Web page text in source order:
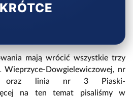
mają wrócić wszystkie trzy
Wieprzyce-Dowgielewiczowej, nr
oraz linia nr 3 Piaski-
na ten temat pisaliśmy w